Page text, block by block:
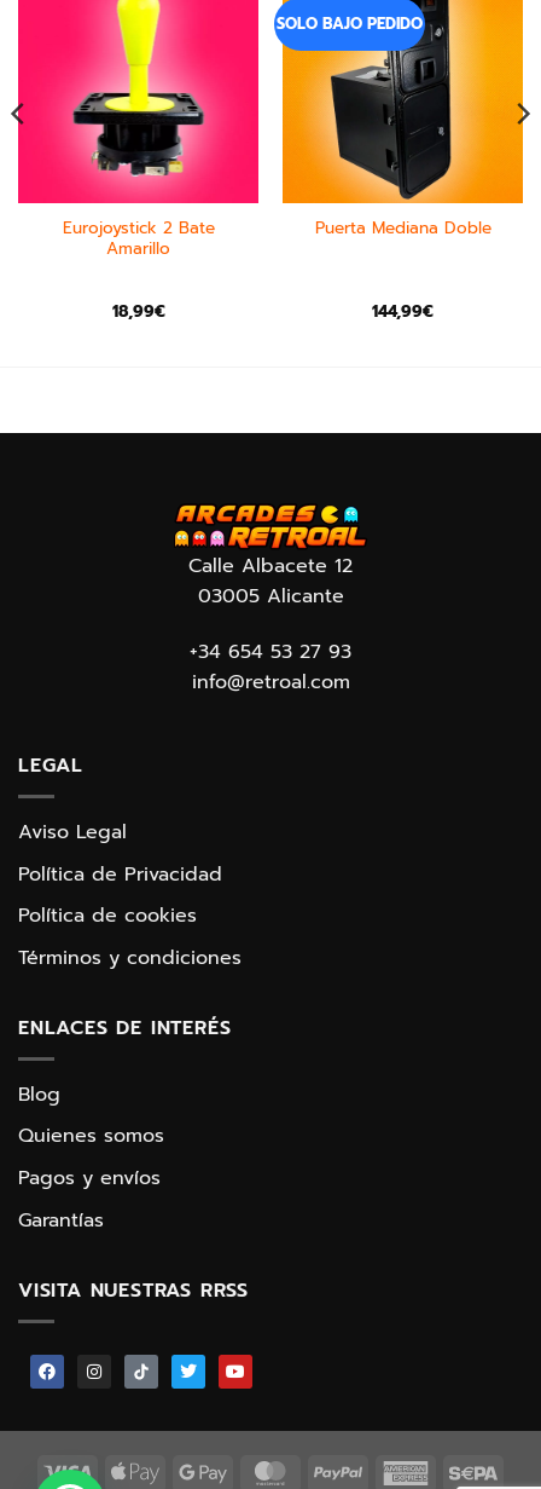
Eurojoystick 2 Bate
Amarillo
18,99€
SOLO BAJO PEDIDO
Puerta Mediana Doble
144,99€
Calle Albacete 12
03005 Alicante
+34 654 53 27 93
info@retroal.com
LEGAL
Aviso Legal
Política de Privacidad
Política de cookies
Términos y condiciones
ENLACES DE INTERÉS
Blog
Quienes somos
Pagos y envíos
Garantías
VISITA NUESTRAS RRSS